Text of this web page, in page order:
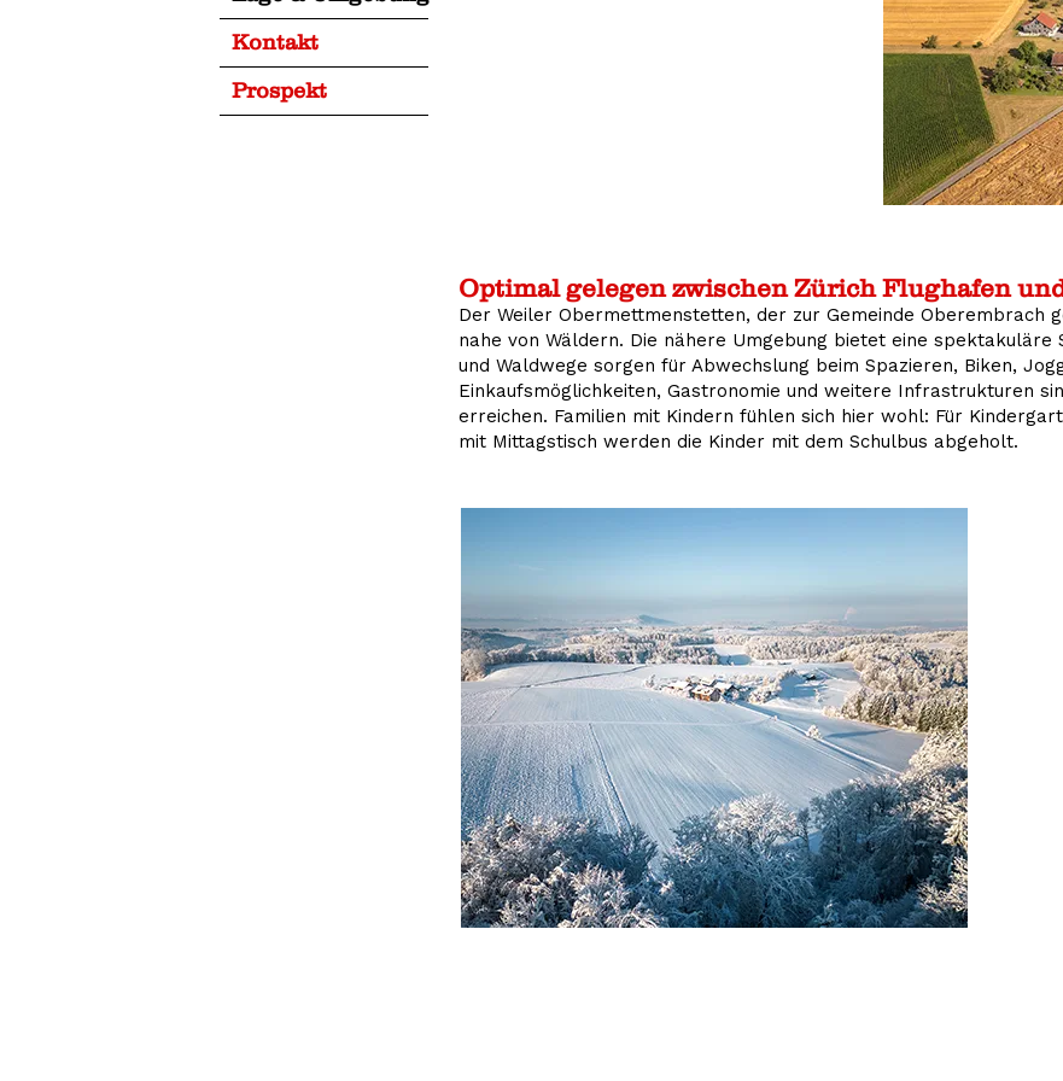
Kontakt
Prospekt
Optimal gelegen zwischen Zürich Flughafen
Der Weiler Obermettmenstetten, der zur Gemeinde Oberembrach
nahe von Wäldern. Die nähere Umgebung bietet eine spektakuläre
und Waldwege sorgen für Abwechslung beim Spazieren, Biken,
Einkaufsmöglichkeiten, Gastronomie und weitere Infrastrukturen
erreichen. Familien mit Kindern fühlen sich hier wohl: Für
mit Mittagstisch werden die Kinder mit dem Schulbus abgeholt.